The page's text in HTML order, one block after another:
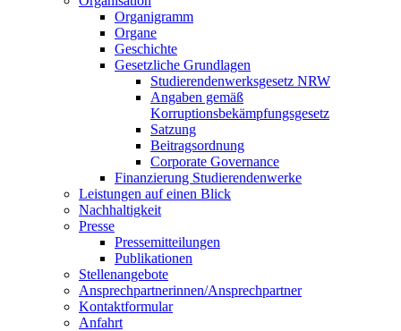
Organigramm
Organe
Geschichte
Gesetzliche Grundlagen
Studierendenwerksgesetz NRW
Angaben gemäß
Korruptionsbekämpfungsgesetz
Satzung
Beitragsordnung
Corporate Governance
Finanzierung Studierendenwerke
Leistungen auf einen Blick
Nachhaltigkeit
Presse
Pressemitteilungen
Publikationen
Stellenangebote
Ansprechpartnerinnen/Ansprechpartner
Kontaktformular
Anfahrt